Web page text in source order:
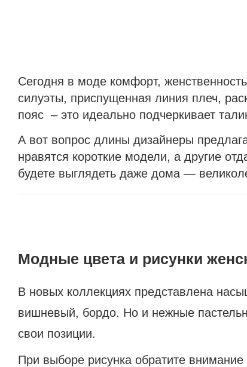
Сегодня в моде комфорт,
силуэты, приспущенная линия плеч,
пояс – это идеально подчеркивает
А вот вопрос длины дизайнеры
нравятся короткие модели, а другие
будете выглядеть даже дома —
Модные цвета и рисунки
В новых коллекциях представлена
вишневый, бордо. Но и нежные
свои позиции.
При выборе рисунка обратите